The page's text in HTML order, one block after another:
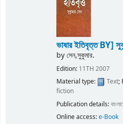
ভাষার ইতিবৃত্তBY]
byসেন,সুকুমার.
Edition: 11TH 2007
Material type:
Text;
fiction
Publication details:
Online access:e-Book